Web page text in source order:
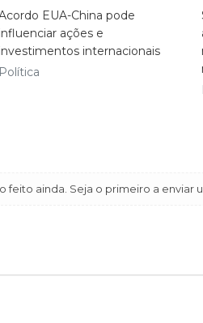
EUA-China pode
influenciar ações e
investimentos internacionais
Política
feito ainda. Seja o primeiro a enviar